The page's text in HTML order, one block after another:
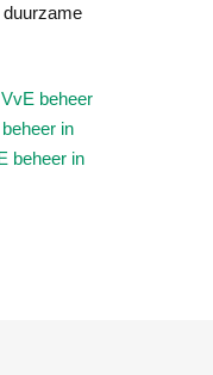
duurzame
VvE beheer
in
beheer in